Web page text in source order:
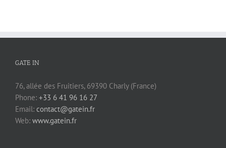
GATE IN
76, allée des Fruitiers, 69390 Charly (France)
Phone: +33 6 41 96 16 27
Email: contact@gatein.fr
Web: www.gatein.fr